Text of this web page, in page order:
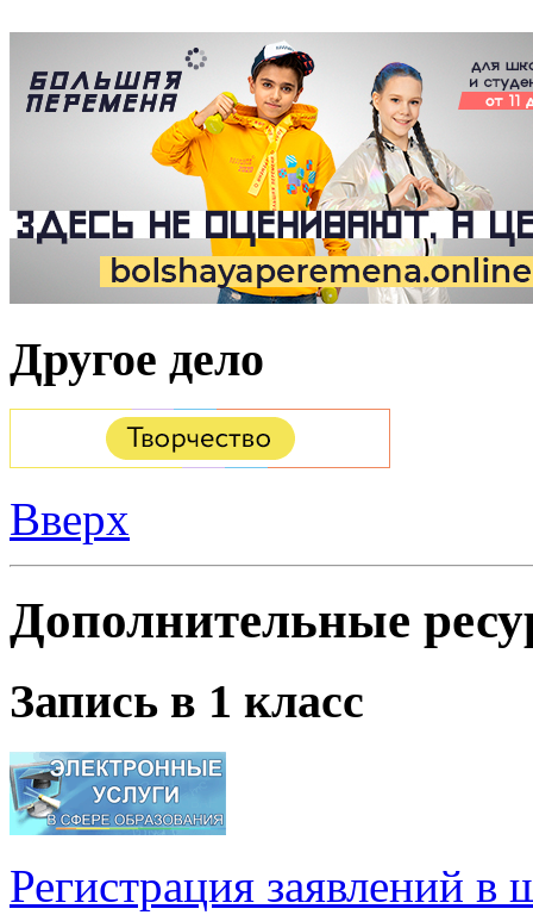
Другое дело
Вверх
Дополнительные
Запись в 1 класс
Регистрация заявлений в